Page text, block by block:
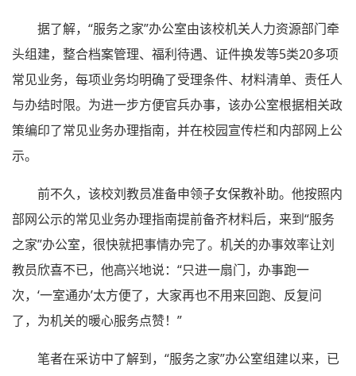
据了解，“服务之家”办公室由该校机关人力资源部门牵
头组建，整合档案管理、福利待遇、证件换发等5类20多项
常见业务，每项业务均明确了受理条件、材料清单、责任人
与办结时限。为进一步方便官兵办事，该办公室根据相关政
策编印了常见业务办理指南，并在校园宣传栏和内部网上公
示。
前不久，该校刘教员准备申领子女保教补助。他按照内
部网公示的常见业务办理指南提前备齐材料后，来到“服务
之家”办公室，很快就把事情办完了。机关的办事效率让刘
教员欣喜不已，他高兴地说：“只进一扇门，办事跑一
次，‘一室通办’太方便了，大家再也不用来回跑、反复问
了，为机关的暖心服务点赞！”
笔者在采访中了解到，“服务之家”办公室组建以来，已